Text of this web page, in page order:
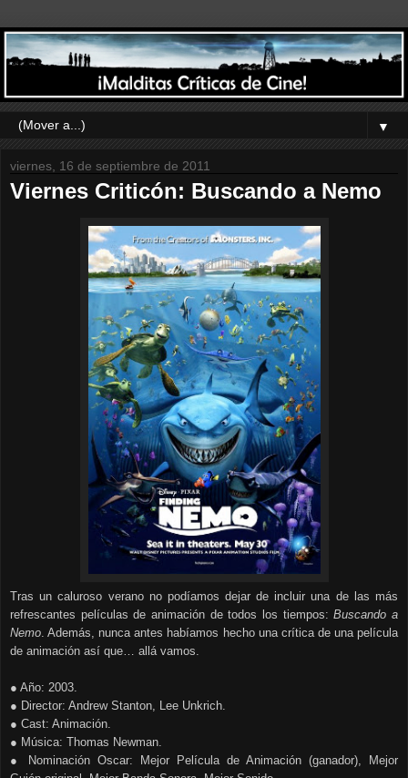
▼
viernes, 16 de septiembre de 2011
Viernes Criticón: Buscando a Nemo
Tras un caluroso verano no podíamos dejar de incluir una de las más
refrescantes películas de animación de todos los tiempos:Buscando a
Nemo. Además, nunca antes habíamos hecho una crítica de una película
de animación así que… allá vamos.
● Año: 2003.
● Director: Andrew Stanton, Lee Unkrich.
● Cast: Animación.
● Música: Thomas Newman.
● Nominación Oscar: Mejor Película de Animación (ganador), Mejor